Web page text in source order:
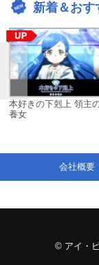
新着＆おす
本好きの下剋上 領主
養女
© アイ・
会社概要